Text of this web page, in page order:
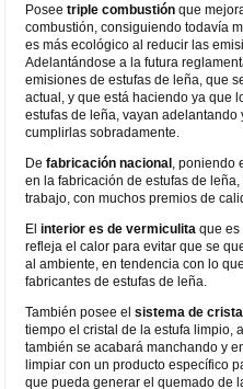
Posee triple combustión que
combustión, consiguiendo todavía
es más ecológico al reducir las
Adelantándose a la futura
emisiones de estufas de leña, que
actual, y que está haciendo ya que
estufas de leña, vayan
cumplirlas sobradamente.
Defabricación nacional ,
en la fabricación de estufas de
trabajo, con muchos premios de
Elinterior es de vermiculita que es
refleja el calor para evitar que se
al ambiente, en tendencia con lo
fabricantes de estufas de leña.
También posee elsistema de
tiempo el cristal de la estufa limpio,
también se acabará manchando y
limpiar con un producto específico
que pueda generar el quemado de